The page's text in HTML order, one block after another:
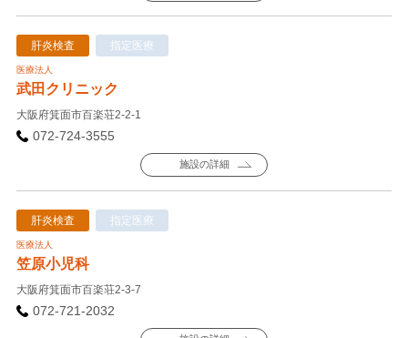
肝炎検査 指定医療
医療法人
武田クリニック
大阪府箕面市百楽荘2-2-1
072-724-3555
施設の詳細
肝炎検査 指定医療
医療法人
笠原小児科
大阪府箕面市百楽荘2-3-7
072-721-2032